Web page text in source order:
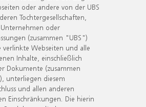
oder andere von der UBS
Tochtergesellschaften,
oder
(zusammen "UBS")
verlinkte Webseiten und alle
Inhalte, einschließlich
Dokumente (zusammen
unterliegen diesem
und allen anderen
Einschränkungen. Die hierin